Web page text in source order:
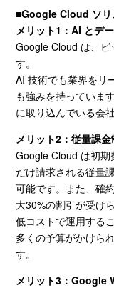
■Google Cloud ソリ
メリット1：AI とデ
Google Cloud は、ビ
す。
AI 技術でも業界をリ
も強みを持っていま
に取り込んでいる会
メリット2：従量課
Google Cloud は初
だけ請求される従量
可能です。また、確
大30%の割引が受け
低コストで運用する
多くの予算がかけら
す。
メリット3：Google